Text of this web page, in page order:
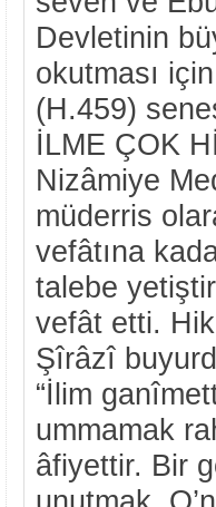
Devletinin
okutması
(H.459)
İLME ÇOK
Nizâmiye
müderris
vefâtına
talebe
vefât etti.
Şîrâzî
“İlim
ummamak
âfiyettir. Bir